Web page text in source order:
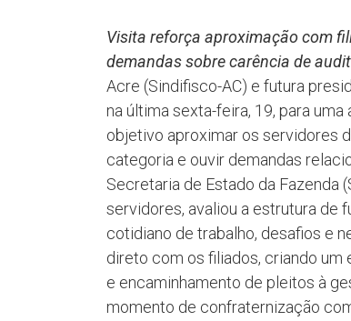
Visita reforça aproximação com
demandas sobre carência de
Acre (Sindifisco-AC) e futura
na última sexta-feira, 19, para
objetivo aproximar os servidores
categoria e ouvir demandas
Secretaria de Estado da Fazenda
servidores, avaliou a estrutura de
cotidiano de trabalho, desafios e
direto com os filiados, criando
e encaminhamento de pleitos à
momento de confraternização